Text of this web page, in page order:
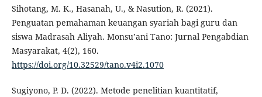
Sihotang, M. K., Hasanah, U., & Nasution, R. (2021).
Penguatan pemahaman keuangan syariah bagi guru dan
siswa Madrasah Aliyah. Monsu’ani Tano: Jurnal Pengabdian
Masyarakat, 4(2), 160.
https://doi.org/10.32529/tano.v4i2.1070
Sugiyono, P. D. (2022). Metode penelitian kuantitatif,